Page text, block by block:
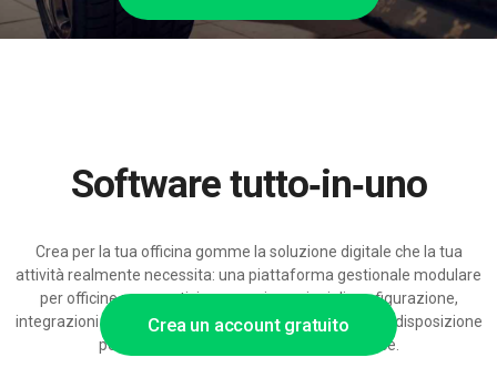
Crea un account gratuito
Software tutto‑in‑uno
Crea per la tua officina gomme la soluzione digitale che la tua
attività realmente necessita: una piattaforma gestionale modulare
per officine pneumatici con ampie opzioni di configurazione,
integrazioni per ricambi e magazzini pneumatici, e predisposizione
per supporto AI e prenotazioni self-service.